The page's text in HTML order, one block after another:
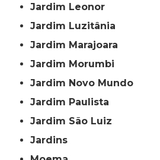
Jardim Leonor
Jardim Luzitânia
Jardim Marajoara
Jardim Morumbi
Jardim Novo Mundo
Jardim Paulista
Jardim São Luiz
Jardins